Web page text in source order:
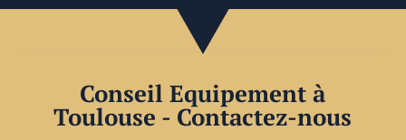
Conseil Equipement à
Toulouse - Contactez-nous